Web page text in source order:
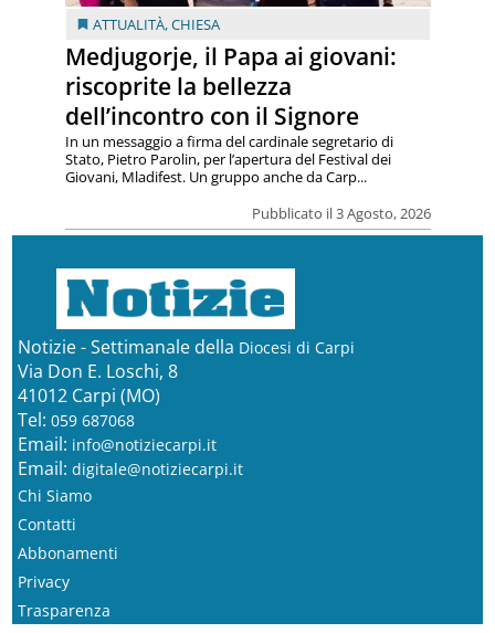
ATTUALITÀ,CHIESA
Medjugorje, il Papa ai giovani:
riscoprite la bellezza
dell’incontro con il Signore
Pubblicato il 3 Agosto, 2026
In un messaggio a firma del cardinale segretario di
Stato, Pietro Parolin, per l’apertura del Festival dei
Giovani, Mladifest. Un gruppo anche da Carp...
Notizie - Settimanale della Diocesi di Carpi
Via Don E. Loschi, 8
41012 Carpi (MO)
Tel: 059 687068
Email: info@notiziecarpi.it
Email: digitale@notiziecarpi.it
Chi Siamo
Contatti
Abbonamenti
Privacy
Trasparenza